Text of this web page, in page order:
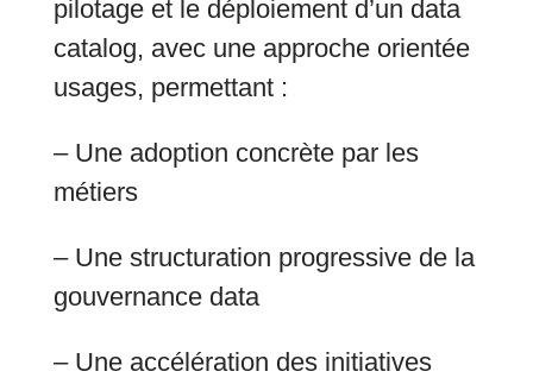
pilotage et le déploiement d’un data
catalog, avec une approche orientée
usages, permettant :
– Une adoption concrète par les
métiers
– Une structuration progressive de la
gouvernance data
– Une accélération des initiatives